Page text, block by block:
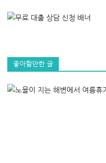
좋아할만한 글